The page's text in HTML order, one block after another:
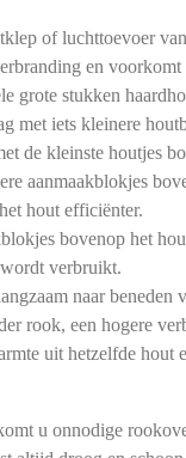
of luchttoevoer
en
grote stukken
met iets kleinere
de kleinste houtjes
aanmaakblokjes
hout efficiënter.
bovenop het
verbruikt.
naar beneden
rook, een hogere
uit hetzelfde hout
u onnodige